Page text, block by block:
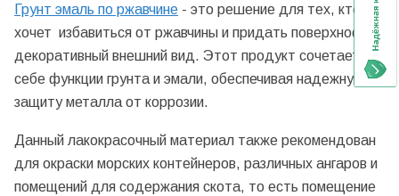
Грунт эмаль по ржавчине - это решение для тех, кто
хочет избавиться от ржавчины и придать поверхности
декоративный внешний вид. Этот продукт сочетает в
себе функции грунта и эмали, обеспечивая надежную
защиту металла от коррозии.
Данный лакокрасочный материал также рекомендован
для окраски морских контейнеров, различных ангаров и
помещений для содержания скота, то есть помещение